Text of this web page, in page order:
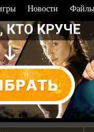
Новости Файлы